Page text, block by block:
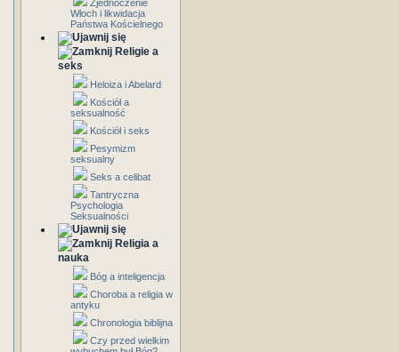
Zjednoczenie
Włoch i likwidacja
Państwa Kościelnego
Religie a
seks
Heloiza i Abelard
Kościół a
seksualność
Kościół i seks
Pesymizm
seksualny
Seks a celibat
Tantryczna
Psychologia
Seksualności
Religia a
nauka
Bóg a inteligencja
Choroba a religia w
antyku
Chronologia biblijna
Czy przed wielkim